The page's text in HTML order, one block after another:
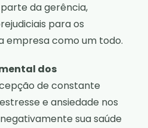
da gerência,
para os
empresa como um todo.
dos
de constante
e ansiedade nos
sua saúde